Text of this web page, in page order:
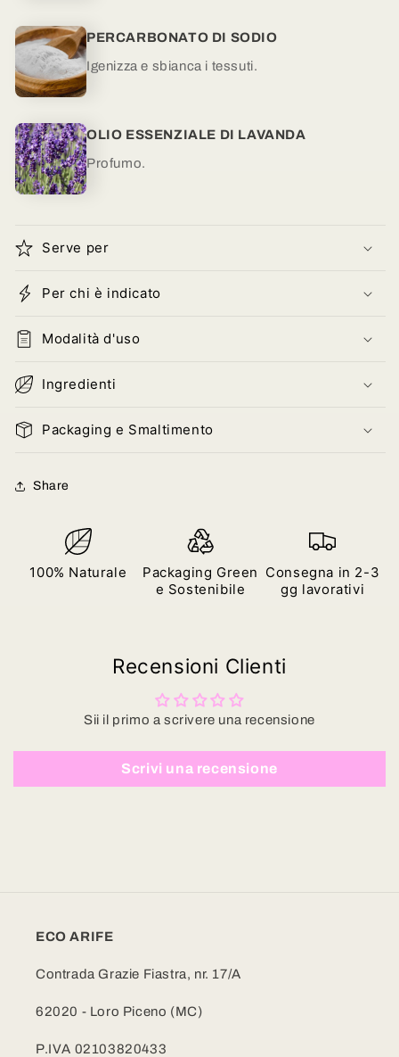
PERCARBONATO DI SODIO
Igenizza e sbianca i tessuti.
OLIO ESSENZIALE DI LAVANDA
Profumo.
Serve per
Per chi è indicato
Modalità d'uso
Ingredienti
Packaging e Smaltimento
Share
100% Naturale
Packaging Green
e Sostenibile
Consegna in 2-3
gg lavorativi
Recensioni Clienti
Sii il primo a scrivere una recensione
Scrivi una recensione
ECO ARIFE
Contrada Grazie Fiastra, nr. 17/A
62020 - Loro Piceno (MC)
P.IVA 02103820433